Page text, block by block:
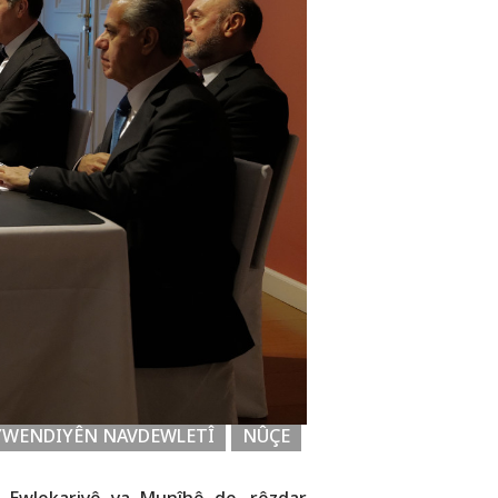
NÛÇE
NAVDEWLETÎ